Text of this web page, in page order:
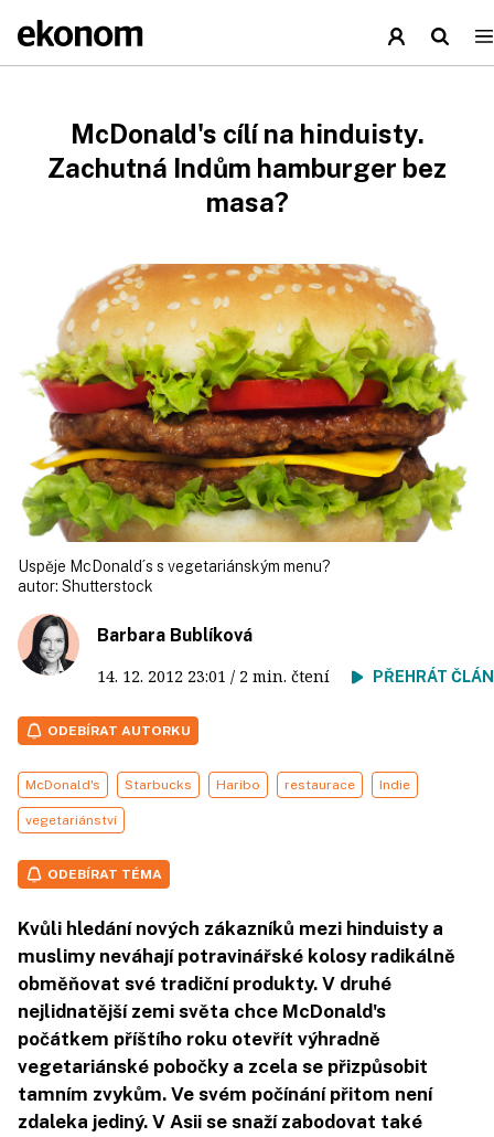
McDonald's cílí na hinduisty.
Zachutná Indům hamburger bez
masa?
Uspěje McDonald´s s vegetariánským menu?
autor: Shutterstock
Barbara Bublíková
14. 12. 2012 23:01 / 2 min. čtení PŘEHRÁT
ODEBÍRAT AUTORKU
McDonald's Starbucks Haribo restaurace Indie
vegetariánství
ODEBÍRAT TÉMA
Kvůli hledání nových zákazníků mezi hinduisty a
muslimy neváhají potravinářské kolosy radikálně
obměňovat své tradiční produkty. V druhé
nejlidnatější zemi světa chce McDonald's
počátkem příštího roku otevřít výhradně
vegetariánské pobočky a zcela se přizpůsobit
tamním zvykům. Ve svém počínání přitom není
zdaleka jediný. V Asii se snaží zabodovat také